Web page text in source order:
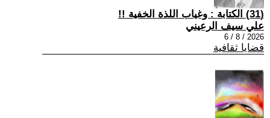
(31) الكتابة : وغياب اللذة الخفية !!
علي سيف الرعيني
2026 / 8 / 6
قضايا ثقافية